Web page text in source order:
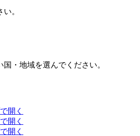
。
・地域を選んでください。
開く
開く
開く